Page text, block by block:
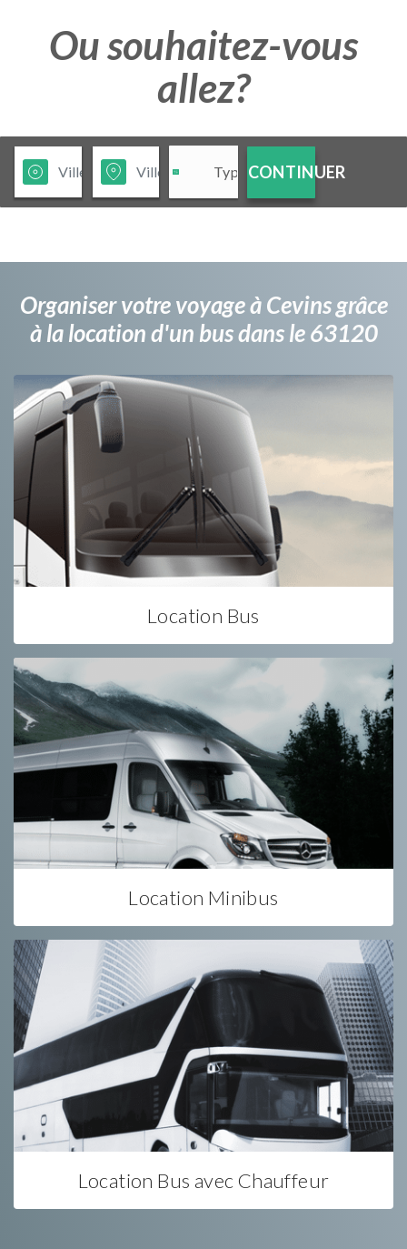
Ou souhaitez-vous
allez?
CONTINUER
Organiser votre voyage à Cevins grâce
à la location d'un bus dans le 63120
Location Bus
Location Minibus
Location Bus avec Chauffeur